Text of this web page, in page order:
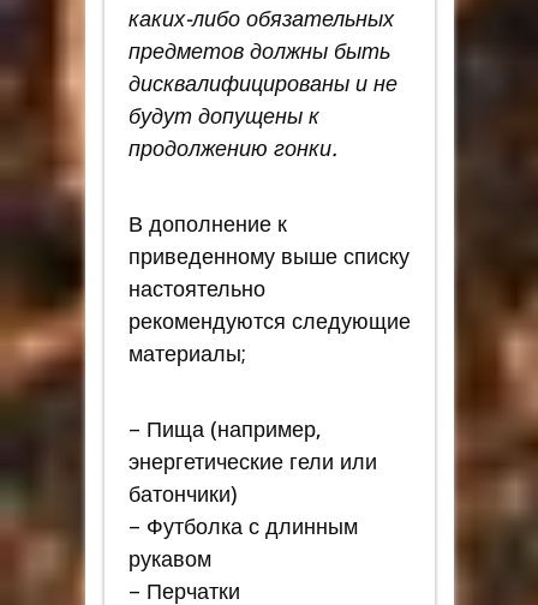
каких-либо обязательных
предметов должны быть
дисквалифицированы и не
будут допущены к
продолжению гонки.
В дополнение к
приведенному выше списку
настоятельно
рекомендуются следующие
материалы;
– Пища (например,
энергетические гели или
батончики)
– Футболка с длинным
рукавом
– Перчатки